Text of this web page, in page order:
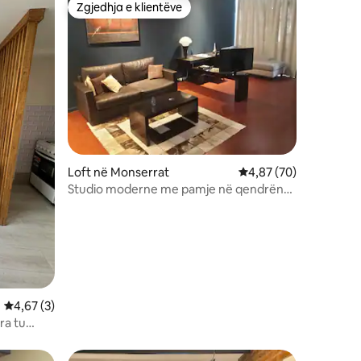
Vlerësimi mesatar 4,67 nga 5, 3 vlerësime
4,67 (3)
tu
Zgjedhja e klientëve
Zgjedhja e klientëve
Loft në Monserrat Vlerësimi mesatar
4,87 (70)
Studio moderne me pamje në qendrën